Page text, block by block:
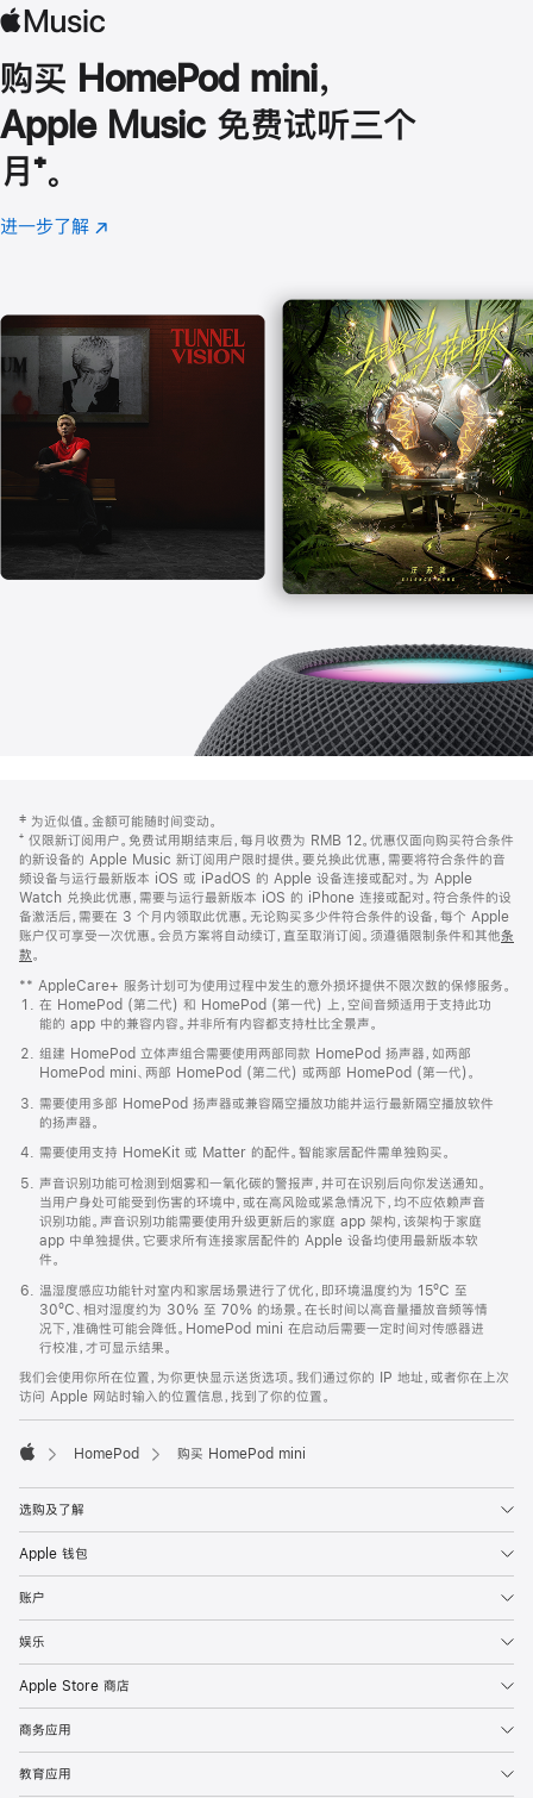
购买 HomePod mini，
Apple Music 免费试听三个
月 脚
注
⁺。
进一步了解 Apple
(在
口
中
打
开)
页
页
脚
注
‡ 为近似值。金额可能随时间变动。
⁺ 仅限新订阅用户。免费试用期结束后，每月收费为 RMB 12。优惠仅面向购买符合条件
的新设备的 Apple Music 新订阅用户限时提供。要兑换此优惠，需要将符合条件的音
频设备与运行最新版本 iOS 或 iPadOS 的 Apple 设备连接或配对。为 Apple
Watch 兑换此优惠，需要与运行最新版本 iOS 的 iPhone 连接或配对。符合条件的设
备激活后，需要在 3 个月内领取此优惠。无论购买多少件符合条件的设备，每个 Apple
账户仅可享受一次优惠。会员方案将自动续订，直至取消订阅。须遵循限制条件和其他条
款。
窗
口
中
打
开)
** AppleCare+ 服务计划可为使用过程中发生的意外损坏提供不限次数的保修服务。
在 HomePod (第二代) 和 HomePod (第一代) 上，空间音频适用于支持此功
能的 app 中的兼容内容。并非所有内容都支持杜比全景声。
组建 HomePod 立体声组合需要使用两部同款 HomePod 扬声器，如两部
HomePod mini、两部 HomePod (第二代) 或两部 HomePod (第一代)。
需要使用多部 HomePod 扬声器或兼容隔空播放功能并运行最新隔空播放软件
的扬声器。
需要使用支持 HomeKit 或 Matter 的配件。智能家居配件需单独购买。
声音识别功能可检测到烟雾和一氧化碳的警报声，并可在识别后向你发送通知。
当用户身处可能受到伤害的环境中，或在高风险或紧急情况下，均不应依赖声音
识别功能。声音识别功能需要使用升级更新后的家庭 app 架构，该架构于家庭
app 中单独提供。它要求所有连接家居配件的 Apple 设备均使用最新版本软
件。
温湿度感应功能针对室内和家居场景进行了优化，即环境温度约为 15ºC 至
30ºC、相对湿度约为 30% 至 70% 的场景。在长时间以高音量播放音频等情
况下，准确性可能会降低。HomePod mini 在启动后需要一定时间对传感器进
行校准，才可显示结果。
我们会使用你所在位置，为你更快显示送货选项。我们通过你的 IP 地址，或者你在上次
访问 Apple 网站时输入的位置信息，找到了你的位置。
HomePod 购买 HomePod mini
选购及了解
Apple 钱包
账户
娱乐
Apple Store 商店
商务应用
教育应用